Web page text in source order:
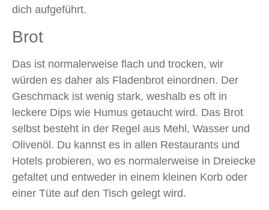
dich aufgeführt.
Brot
Das ist normalerweise flach und trocken, wir
würden es daher als Fladenbrot einordnen. Der
Geschmack ist wenig stark, weshalb es oft in
leckere Dips wie Humus getaucht wird. Das Brot
selbst besteht in der Regel aus Mehl, Wasser und
Olivenöl. Du kannst es in allen Restaurants und
Hotels probieren, wo es normalerweise in Dreiecke
gefaltet und entweder in einem kleinen Korb oder
einer Tüte auf den Tisch gelegt wird.